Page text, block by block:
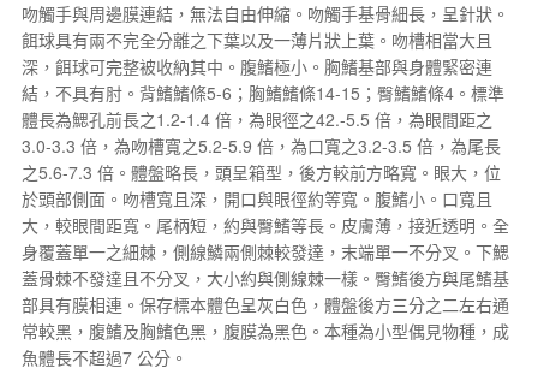
吻觸手與周邊膜連結，無法自由伸縮。吻觸手基骨細長，呈針狀。
餌球具有兩不完全分離之下葉以及一薄片狀上葉。吻槽相當大且
深，餌球可完整被收納其中。腹鰭極小。胸鰭基部與身體緊密連
結，不具有肘。背鰭鰭條5-6；胸鰭鰭條14-15；臀鰭鰭條4。標準
體長為鰓孔前長之1.2-1.4 倍，為眼徑之42.-5.5 倍，為眼間距之
3.0-3.3 倍，為吻槽寬之5.2-5.9 倍，為口寬之3.2-3.5 倍，為尾長
之5.6-7.3 倍。體盤略長，頭呈箱型，後方較前方略寬。眼大，位
於頭部側面。吻槽寬且深，開口與眼徑約等寬。腹鰭小。口寬且
大，較眼間距寬。尾柄短，約與臀鰭等長。皮膚薄，接近透明。全
身覆蓋單一之細棘，側線鱗兩側棘較發達，末端單一不分叉。下鰓
蓋骨棘不發達且不分叉，大小約與側線棘一樣。臀鰭後方與尾鰭基
部具有膜相連。保存標本體色呈灰白色，體盤後方三分之二左右通
常較黑，腹鰭及胸鰭色黑，腹膜為黑色。本種為小型偶見物種，成
魚體長不超過7 公分。